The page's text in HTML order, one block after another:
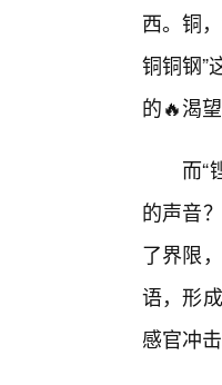
西。铜
铜铜钢”
的🔥渴望
而“
的声音
了界限
语，形
感官冲击